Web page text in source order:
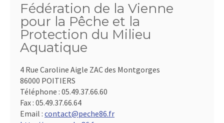
Fédération de la Vienne
pour la Pêche et la
Protection du Milieu
Aquatique
4 Rue Caroline Aigle ZAC des Montgorges
86000 POITIERS
Téléphone : 05.49.37.66.60
Fax : 05.49.37.66.64
Email : contact@peche86.fr